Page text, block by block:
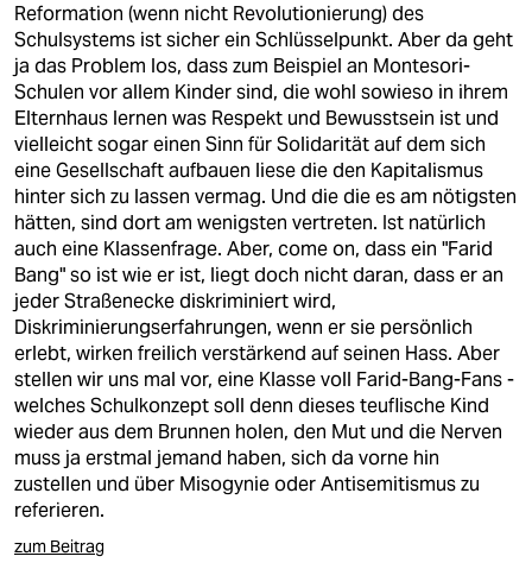
Reformation (wenn nicht Revolutionierung) des
Schulsystems ist sicher ein Schlüsselpunkt. Aber da geht
ja das Problem los, dass zum Beispiel an Montesori-
Schulen vor allem Kinder sind, die wohl sowieso in ihrem
Elternhaus lernen was Respekt und Bewusstsein ist und
vielleicht sogar einen Sinn für Solidarität auf dem sich
eine Gesellschaft aufbauen liese die den Kapitalismus
hinter sich zu lassen vermag. Und die die es am nötigsten
hätten, sind dort am wenigsten vertreten. Ist natürlich
auch eine Klassenfrage. Aber, come on, dass ein "Farid
Bang" so ist wie er ist, liegt doch nicht daran, dass er an
jeder Straßenecke diskriminiert wird,
Diskriminierungserfahrungen, wenn er sie persönlich
erlebt, wirken freilich verstärkend auf seinen Hass. Aber
stellen wir uns mal vor, eine Klasse voll Farid-Bang-Fans -
welches Schulkonzept soll denn dieses teuflische Kind
wieder aus dem Brunnen holen, den Mut und die Nerven
muss ja erstmal jemand haben, sich da vorne hin
zustellen und über Misogynie oder Antisemitismus zu
referieren.
zum Beitrag